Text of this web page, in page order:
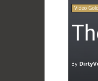
Video Gold
By